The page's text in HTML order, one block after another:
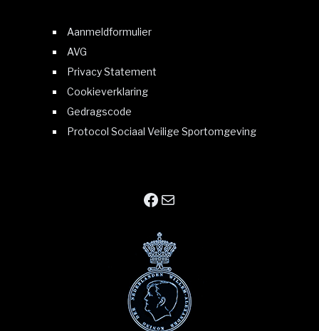
Aanmeldformulier
AVG
Privacy Statement
Cookieverklaring
Gedragscode
Protocol Sociaal Veilige Sportomgeving
Facebook
E-mail